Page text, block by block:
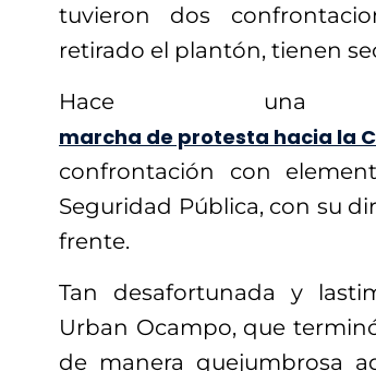
tuvieron dos
retirado el plantón, tienen
Hace una
marcha de protesta hacia la
confrontación con
Seguridad Pública, con su
frente.
Tan desafortunada y
Urban Ocampo, que
de manera quejumbrosa